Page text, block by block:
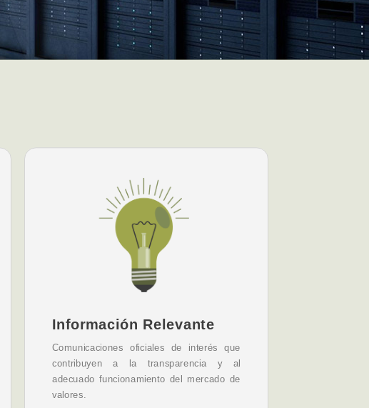
Información Relevante
Comunicaciones oficiales de interés que
contribuyen a la transparencia y al
adecuado funcionamiento del mercado de
valores.